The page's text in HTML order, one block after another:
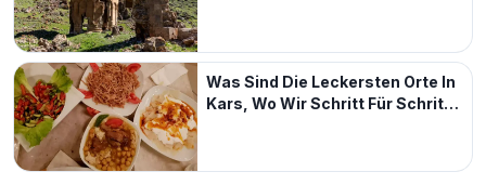
Was Sind Die Leckersten Orte In
Kars, Wo Wir Schritt Für Schritt